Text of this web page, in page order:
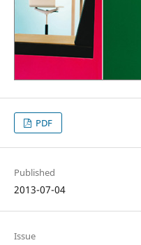
PDF
Published
2013-07-04
Issue